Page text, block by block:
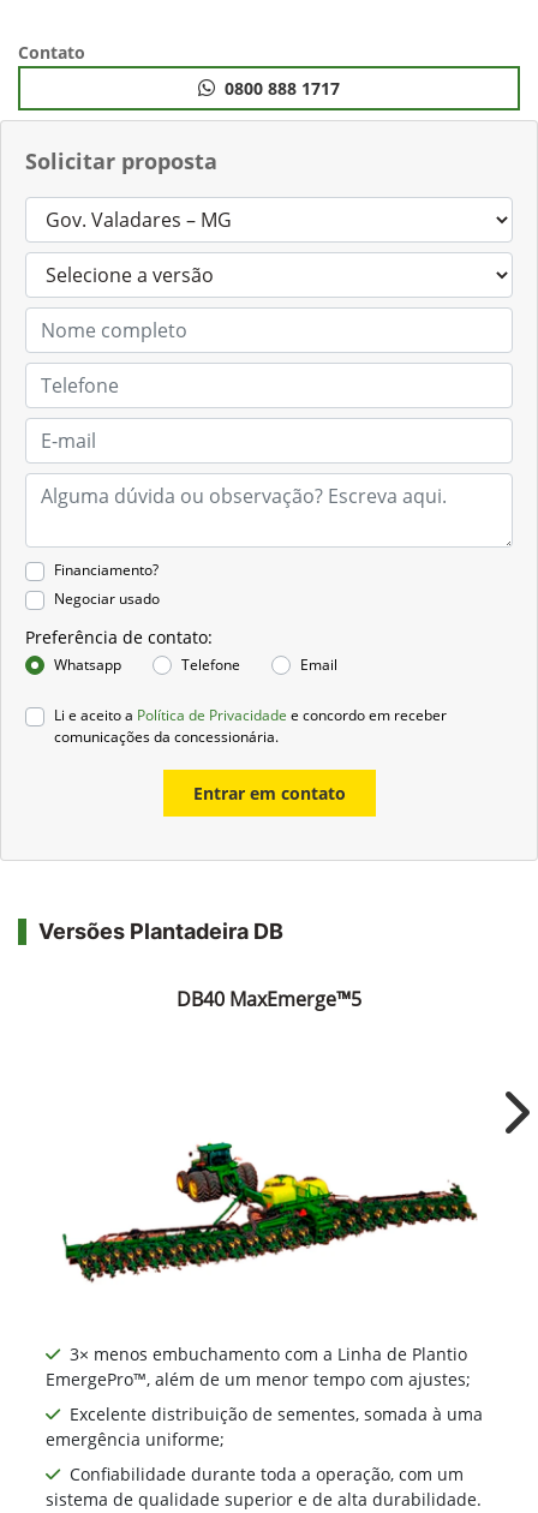
Solicitar proposta
Financiamento?
Negociar usado
Preferência de contato:
Whatsapp Telefone Email
Li e aceito a Política de Privacidade e concordo em receber
comunicações da concessionária.
Entrar em contato
Contato
0800 888 1717
Versões Plantadeira DB
DB40 MaxEmerge™5
3× menos embuchamento com a Linha de Plantio
EmergePro™, além de um menor tempo com ajustes;
Excelente distribuição de sementes, somada à uma
emergência uniforme;
Confiabilidade durante toda a operação, com um
sistema de qualidade superior e de alta durabilidade.